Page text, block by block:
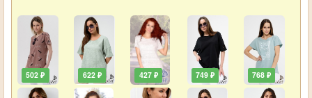
502 ₽ 622 ₽ 427 ₽ 749 ₽ 768 ₽